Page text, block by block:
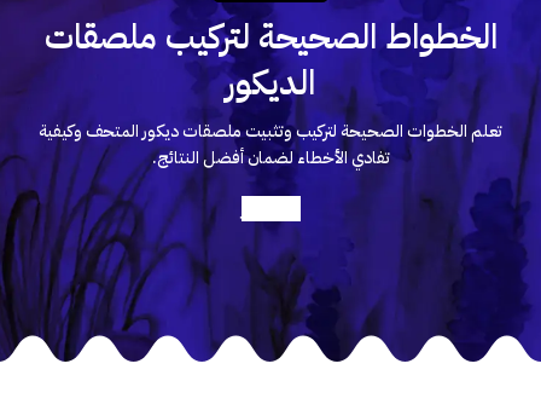
الخطواط الصحيحة لتركيب ملصقات
الديكور
تعلم الخطوات الصحيحة لتركيب وتثبيت ملصقات ديكور المتحف وكيفية
تفادي الأخطاء لضمان أفضل النتائج.